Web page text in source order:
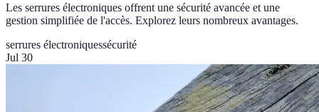
Les serrures électroniques offrent une sécurité avancée et une
gestion simplifiée de l'accès. Explorez leurs nombreux avantages.
serrures électroniquessécurité
Jul 30